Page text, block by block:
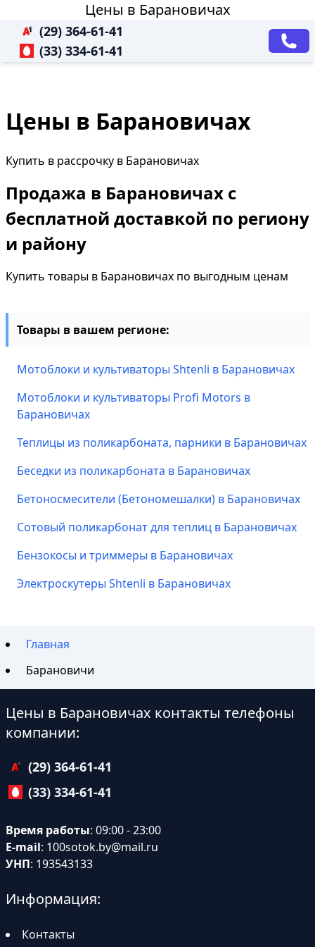
Цены в Барановичах
(29) 364-61-41
(33) 334-61-41
Цены в Барановичах
Купить в рассрочку в Барановичах
Продажа в Барановичах с
бесплатной доставкой по региону
и району
Купить товары в Барановичах по выгодным ценам
Товары в вашем регионе:
Мотоблоки и культиваторы Shtenli в Барановичах
Мотоблоки и культиваторы Profi Motors в
Барановичах
Теплицы из поликарбоната, парники в Барановичах
Беседки из поликарбоната в Барановичах
Бетоносмесители (Бетономешалки) в Барановичах
Сотовый поликарбонат для теплиц в Барановичах
Бензокосы и триммеры в Барановичах
Электроскутеры Shtenli в Барановичах
Главная
Барановичи
Цены в Барановичах контакты телефоны
компании:
(29) 364-61-41
(33) 334-61-41
Время работы: 09:00 - 23:00
E-mail: 100sotok.by@mail.ru
УНП: 193543133
Информация:
Контакты